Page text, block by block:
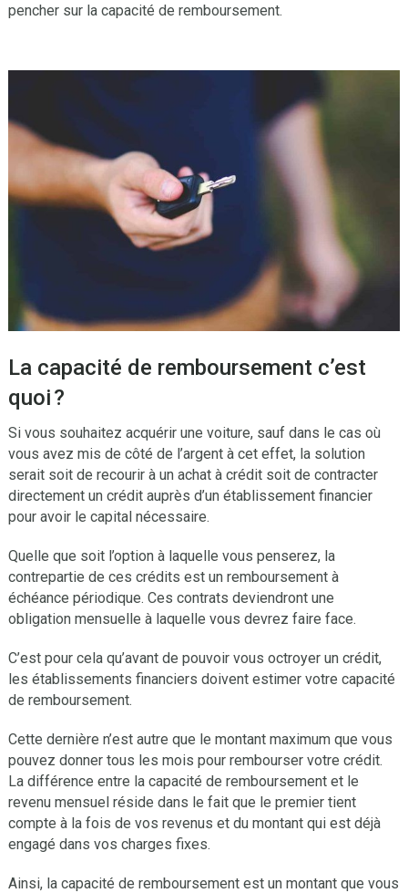
pencher sur la capacité de remboursement.
La capacité de remboursement c’est
quoi ?
Si vous souhaitez acquérir une voiture, sauf dans le cas où
vous avez mis de côté de l’argent à cet effet, la solution
serait soit de recourir à un achat à crédit soit de contracter
directement un crédit auprès d’un établissement financier
pour avoir le capital nécessaire.
Quelle que soit l’option à laquelle vous penserez, la
contrepartie de ces crédits est un remboursement à
échéance périodique. Ces contrats deviendront une
obligation mensuelle à laquelle vous devrez faire face.
C’est pour cela qu’avant de pouvoir vous octroyer un crédit,
les établissements financiers doivent estimer votre capacité
de remboursement.
Cette dernière n’est autre que le montant maximum que vous
pouvez donner tous les mois pour rembourser votre crédit.
La différence entre la capacité de remboursement et le
revenu mensuel réside dans le fait que le premier tient
compte à la fois de vos revenus et du montant qui est déjà
engagé dans vos charges fixes.
Ainsi, la capacité de remboursement est un montant que vous